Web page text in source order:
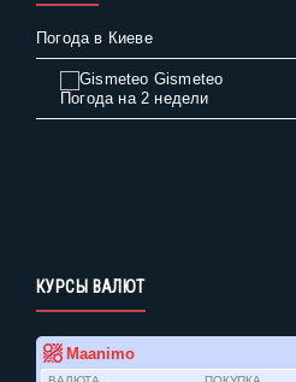
Погода в Киеве
Gismeteo
Погода на 2 недели
КУРСЫ ВАЛЮТ